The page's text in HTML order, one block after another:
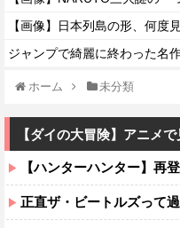
【画像】日本列島の形、何度
ジャンプで綺麗に終わった名
ホーム 未分類
【ダイの大冒険】アニメ
【ハンターハンター】再
正直ザ・ビートルズって